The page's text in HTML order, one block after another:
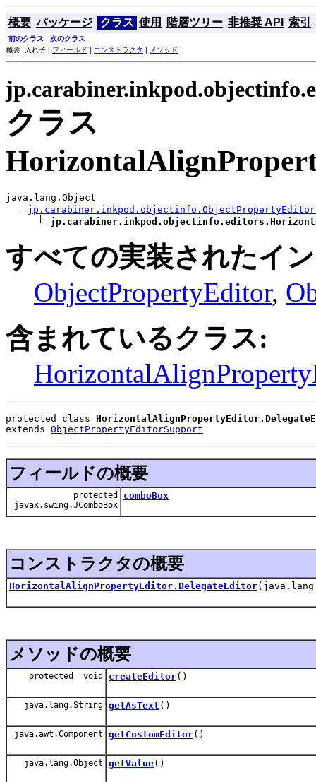
概要 パッケージ クラス 使用 階層ツリー 非推奨 API 索引
前のクラス
次のクラス
概要: 入れ子 | フィールド | コンストラクタ | メソッド
クラス
java.lang.Object
すべての実装されたイ
ObjectPropertyEditor,
含まれているクラス:
protected class
extends ObjectPropertyEditorSupport
フィールドの概要
protected
javax.swing.JComboBox
comboBox
コンストラクタの概要
HorizontalAlignPropertyEditor.DelegateEditor
メソッドの概要
protected void createEditor()
java.lang.String getAsText ()
java.awt.Component getCustomEditor()
java.lang.Object getValue()